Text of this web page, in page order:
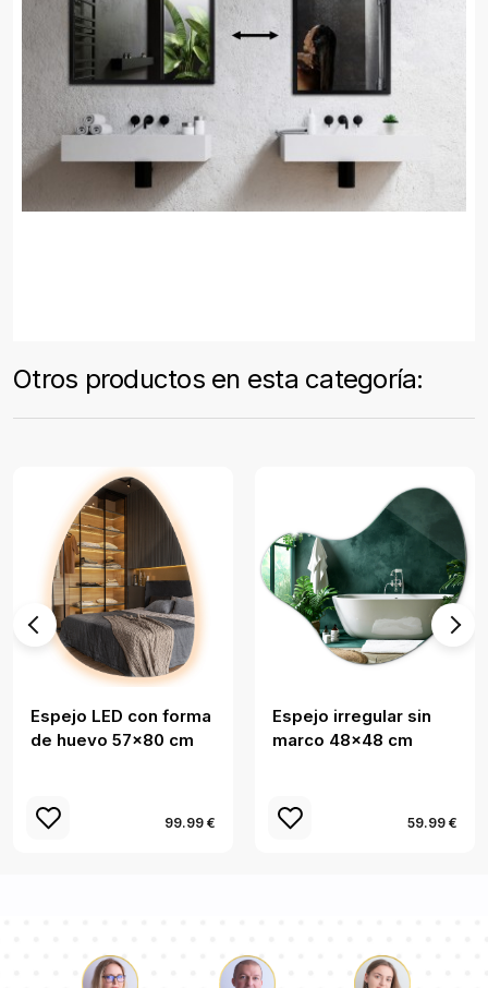
Otros productos en esta categoría:
Espejo LED con forma
de huevo 57x80 cm
99.99 €
Espejo irregular sin
marco 48x48 cm
59.99 €